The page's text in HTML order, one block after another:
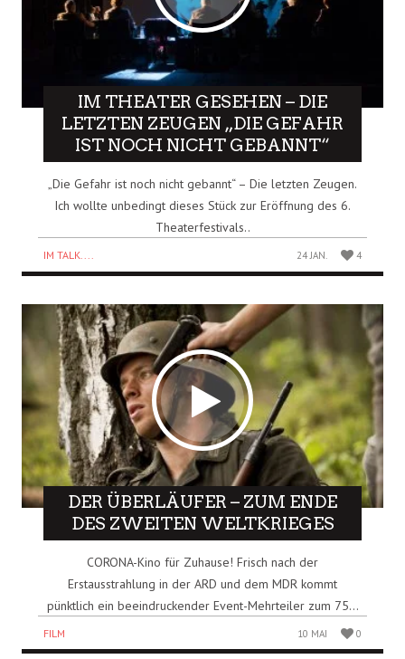
IM THEATER GESEHEN – DIE
LETZTEN ZEUGEN „DIE GEFAHR
IST NOCH NICHT GEBANNT“
„Die Gefahr ist noch nicht gebannt“ – Die letzten Zeugen.
Ich wollte unbedingt dieses Stück zur Eröffnung des 6.
Theaterfestivals..
IM TALK.... 24 JAN. 4
DER ÜBERLÄUFER – ZUM ENDE
DES ZWEITEN WELTKRIEGES
CORONA-Kino für Zuhause! Frisch nach der
Erstausstrahlung in der ARD und dem MDR kommt
pünktlich ein beeindruckender Event-Mehrteiler zum 75...
FILM 10 MAI 0